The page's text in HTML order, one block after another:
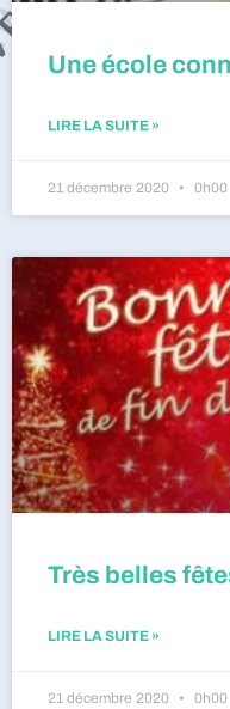
Une école
LIRE LA SUITE »
21 décembre 2020 0h00
Très belles
LIRE LA SUITE »
21 décembre 2020 0h00